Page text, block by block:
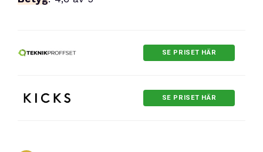
SE PRISET HÄR
SE PRISET HÄR